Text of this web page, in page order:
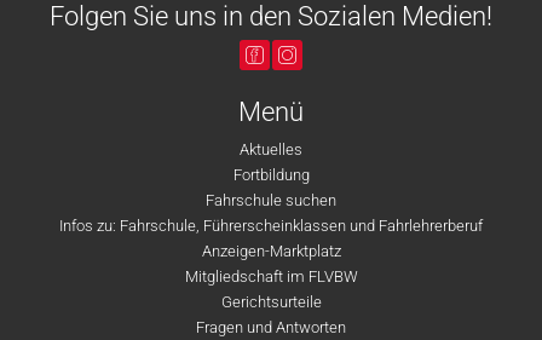
Folgen Sie uns in den Sozialen Medien!
Menü
Aktuelles
Fortbildung
Fahrschule suchen
Infos zu: Fahrschule, Führerscheinklassen und Fahrlehrerberuf
Anzeigen-Marktplatz
Mitgliedschaft im FLVBW
Gerichtsurteile
Fragen und Antworten